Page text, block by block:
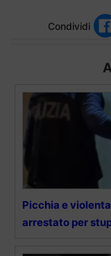
Condividi
Picchia e
arrestato per